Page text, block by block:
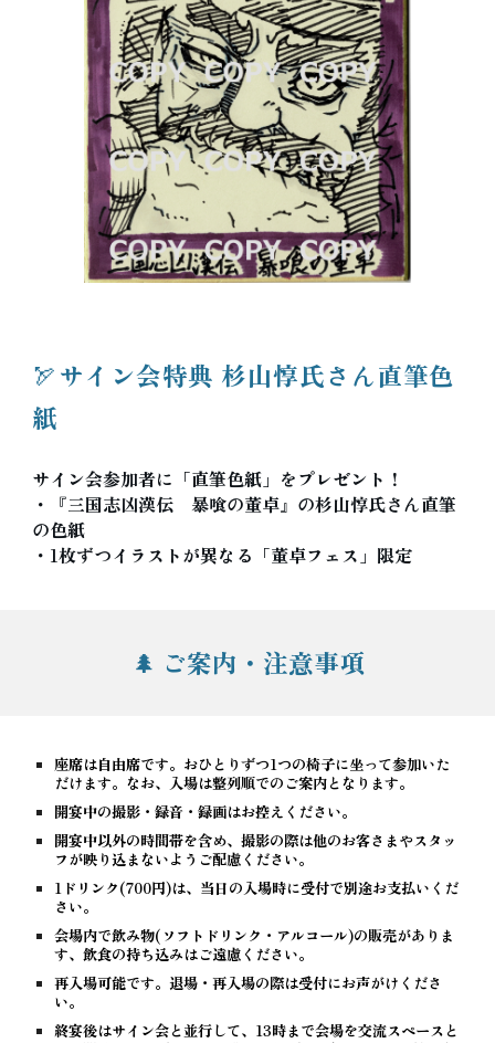
🏹サイン会特典 杉山惇氏さん直筆色
紙
サイン会参加者に「直筆色紙」をプレゼント！
・『三国志凶漢伝 暴喰の董卓』の杉山惇氏さん直筆
の色紙
・1枚ずつイラストが異なる「董卓フェス」限定
🌲 ご案内・注意事項
座席は自由席です。おひとりずつ1つの椅子に坐って参加いた
だけます。なお、入場は整列順でのご案内となります。
開宴中の撮影・録音・録画はお控えください。
開宴中以外の時間帯を含め、撮影の際は他のお客さまやスタッ
フが映り込まないようご配慮ください。
1ドリンク(700円)は、当日の入場時に受付で別途お支払いくだ
さい。
会場内で飲み物(ソフトドリンク・アルコール)の販売がありま
す、飲食の持ち込みはご遠慮ください。
再入場可能です。退場・再入場の際は受付にお声がけくださ
い。
終宴後はサイン会と並行して、13時まで会場を交流スペースと